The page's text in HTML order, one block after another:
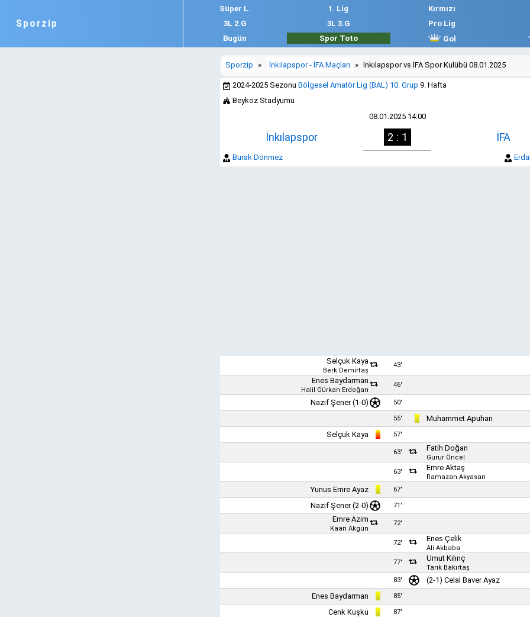
Sporzip
Süper L. 1. Lig
Kırmızı
3L 2.G
3L 3.G
Pro Lig
Bugün
Spor Toto Gol
Sporzip » İnkılapspor - İFA Maçları » İnkılapspor vs İFA Spor Kulübü 08.01.2025
2024-2025 Sezonu Bölgesel Amatör Lig (BAL) 10. Grup 9. Hafta
Beykoz Stadyumu
08.01.2025 14:00
İnkılapspor 2 : 1 İFA
Burak Dönmez
Selçuk Kaya
Berk Demirtaş
43'
Enes Baydarman
Halil Gürkan Erdoğan
46'
Nazif Şener(1-0) 50'
55'
Muhammet Apuhan
Selçuk Kaya
57'
63' Fatih Doğan
Gurur Öncel
63'
Emre Aktaş
Ramazan Akyasan
Yunus Emre Ayaz 67'
Nazif Şener(2-0) 71'
Emre Azim
Kaan Akgün
72'
72' Enes Çelik
Ali Akbaba
77'
Umut Kılınç
Tarık Bakırtaş
83'
(2-1) Celal Baver Ayaz
Enes Baydarman
85'
Cenk Kuşku 87'